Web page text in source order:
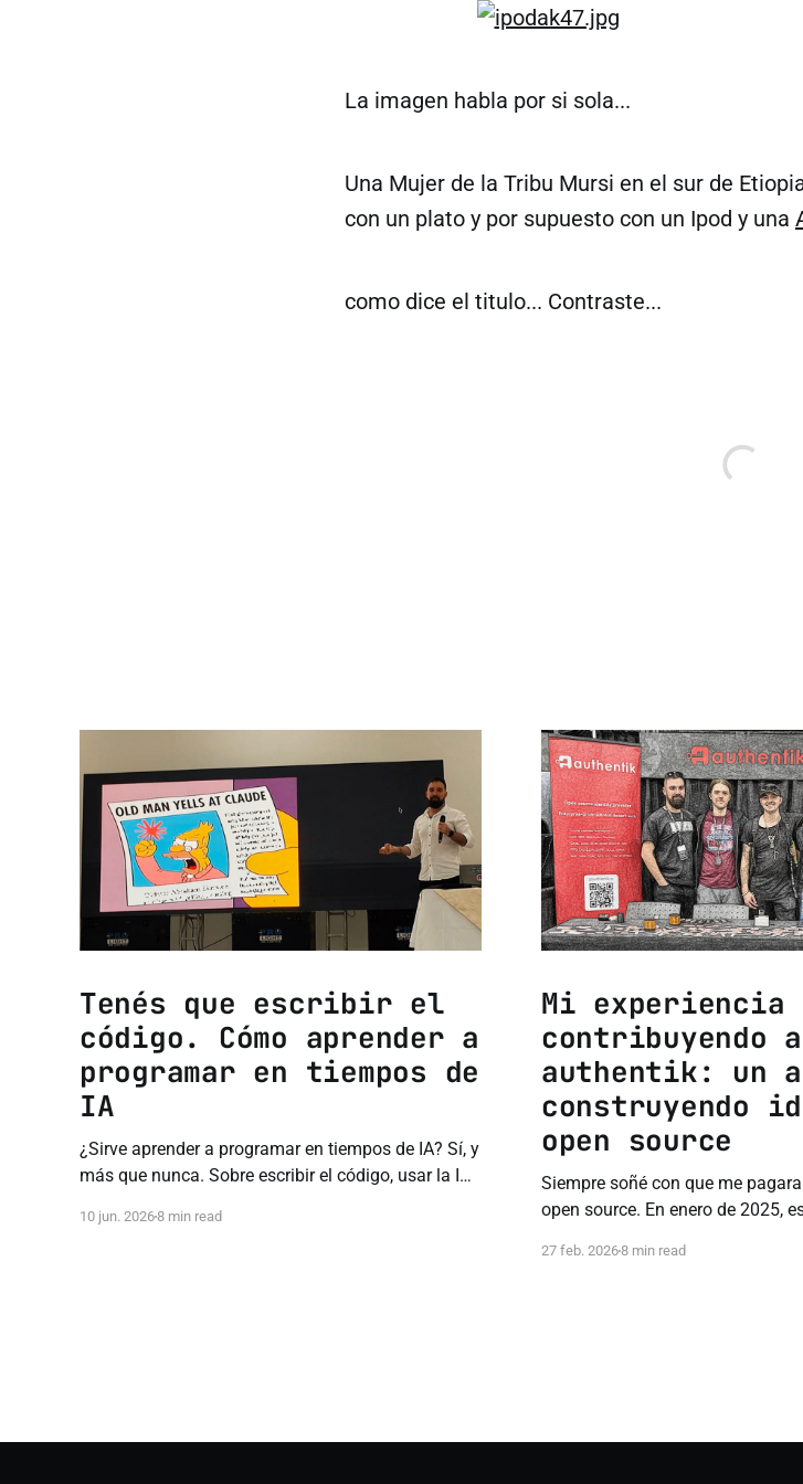
La imagen habla por si sola...
Una Mujer de la Tribu Mursi en el sur de
con un plato y por supuesto con un Ipod y una
como dice el titulo... Contraste...
Tenés que escribir el
código. Cómo aprender a
programar en tiempos de
IA
¿Sirve aprender a programar en tiempos de IA? Sí, y
más que nunca. Sobre escribir el código, usar la IA
10 jun. 20268 min read
Mi experiencia
contribuyendo a
authentik: un
construyendo
open source
Siempre soñé con que me
open source. En enero de 2025,
27 feb. 20268 min read